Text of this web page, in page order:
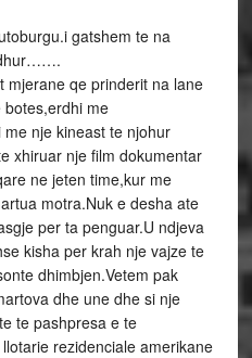
gatshem te na
mjerane qe prinderit na lane
me
nje kineast te njohur
xhiruar nje film dokumentar
ne jeten time,kur me
motra.Nuk e desha ate
per ta penguar.U ndjeva
kisha per krah nje vajze te
dhimbjen.Vetem pak
dhe une dhe si nje
te pashpresa e te
rezidenciale amerikane